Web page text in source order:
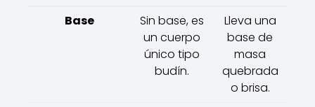
Base
Sin base, es
un cuerpo
único tipo
budín.
Lleva una
base de
masa
quebrada
o brisa.